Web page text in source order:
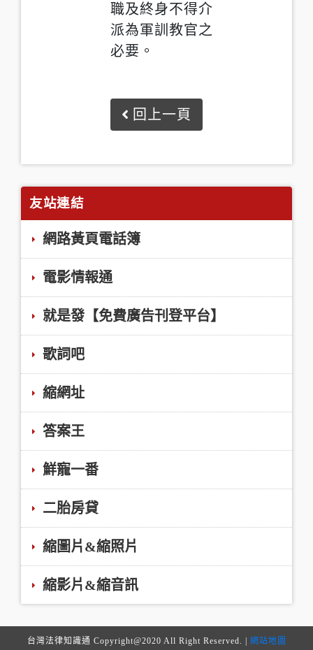
職及終身不得介
派為軍訓教官之
必要。
回上一頁
友站連結
網路黃頁電話簿
電影情報通
就是發【免費廣告刊登平台】
歌詞吧
縮網址
答案王
鮮寵一番
二胎房貸
縮圖片&縮照片
縮影片&縮音訊
台灣法律知識通 Copyright@2020 All Right Reserved. | 網站地圖